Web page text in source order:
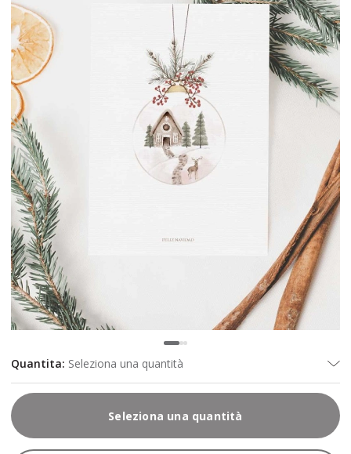
Quantita: Seleziona una quantità
Seleziona una quantità